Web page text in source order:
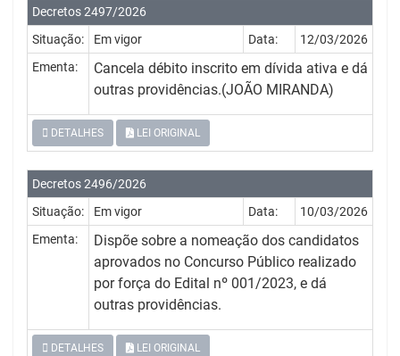
Decretos 2497/2026
Situação:
Em vigor Data:
12/03/2026
Ementa:
Cancela débito inscrito em dívida ativa e dá
outras providências.(JOÃO MIRANDA)
DETALHES LEI ORIGINAL
Decretos 2496/2026
Situação:
Em vigor Data:
10/03/2026
Ementa:
Dispõe sobre a nomeação dos candidatos
aprovados no Concurso Público realizado
por força do Edital nº 001/2023, e dá
outras providências.
DETALHES LEI ORIGINAL